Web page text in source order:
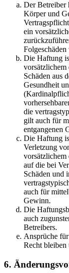
Der Betreiber
Körper und
ein
Die Haftung
vorsätzlichem
Schäden aus
Gesundheit
die
gilt auch für
entgangenen
Die Haftung
Verletzung
vorsätzlichem
auf die bei
Schäden und
auch für
Gewinn.
Die
auch
Betreibers.
Ansprüche
Recht bleiben
6.